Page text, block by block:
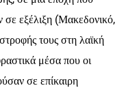
σε εξέλιξη (Μακεδονικό,
τους στη λαϊκή
μέσα που οι
σε επίκαιρη